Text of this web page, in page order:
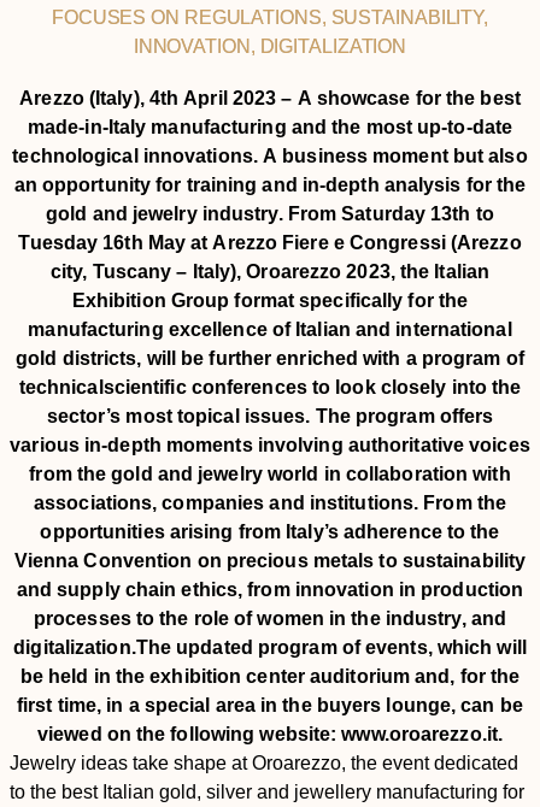
FOCUSES ON REGULATIONS, SUSTAINABILITY,
INNOVATION, DIGITALIZATION
Arezzo (Italy), 4th April 2023 – A showcase for the best
made-in-Italy manufacturing and the most up-to-date
technological innovations. A business moment but also
an opportunity for training and in-depth analysis for the
gold and jewelry industry. From Saturday 13th to
Tuesday 16th May at Arezzo Fiere e Congressi (Arezzo
city, Tuscany – Italy), Oroarezzo 2023, the Italian
Exhibition Group format specifically for the
manufacturing excellence of Italian and international
gold districts, will be further enriched with a program of
technicalscientific conferences to look closely into the
sector’s most topical issues. The program offers
various in-depth moments involving authoritative voices
from the gold and jewelry world in collaboration with
associations, companies and institutions. From the
opportunities arising from Italy’s adherence to the
Vienna Convention on precious metals to sustainability
and supply chain ethics, from innovation in production
processes to the role of women in the industry, and
digitalization.The updated program of events, which will
be held in the exhibition center auditorium and, for the
first time, in a special area in the buyers lounge, can be
viewed on the following website: www.oroarezzo.it.
Jewelry ideas take shape at Oroarezzo, the event dedicated
to the best Italian gold, silver and jewellery manufacturing for